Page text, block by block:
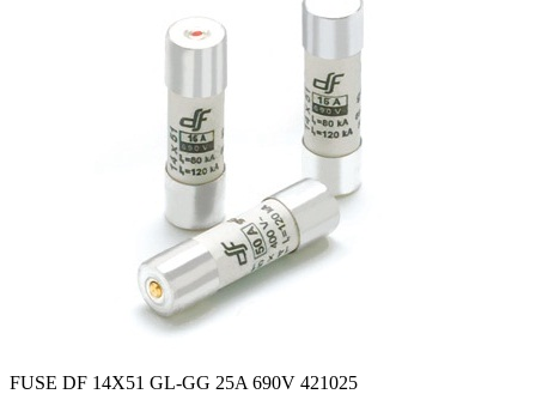
FUSE DF 14X51 GL-GG 25A 690V 421025